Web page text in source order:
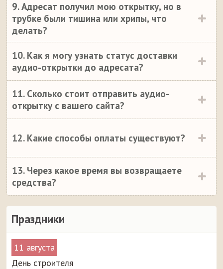
Праздники
11 августа
День строителя
9. Адресат получил мою открытку, но в
трубке были тишина или хрипы, что
делать?
10. Как я могу узнать статус доставки
аудио-открытки до адресата?
11. Сколько стоит отправить аудио-
открытку с вашего сайта?
12. Какие способы оплаты существуют?
13. Через какое время вы возвращаете
средства?